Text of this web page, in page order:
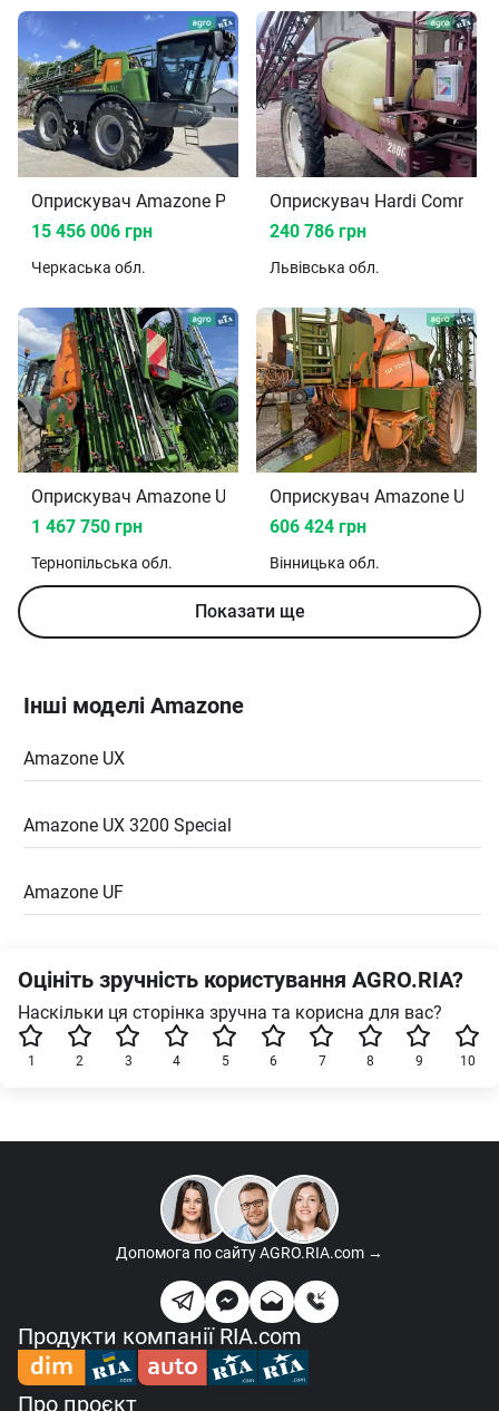
Оприскувач Amazone Pantera 4504 2023
15 456 006 грн
Черкаська обл.
Оприскувач Hardi
240 786 грн
Львівська обл.
Оприскувач Amazone UF 2014
1 467 750 грн
Тернопільська обл.
Оприскувач Amazone UX
606 424 грн
Вінницька обл.
Показати ще
Інші моделі Amazone
Amazone UX
Amazone UX 3200 Special
Amazone UF
Оцініть зручність користування AGRO.RIA?
Наскільки ця сторінка зручна та корисна для вас?
10
9
8
7
6
5
4
3
2
1
Допомога по сайтуAGRO.RIA.com →
Продукти компанії RIA.com
Про проєкт